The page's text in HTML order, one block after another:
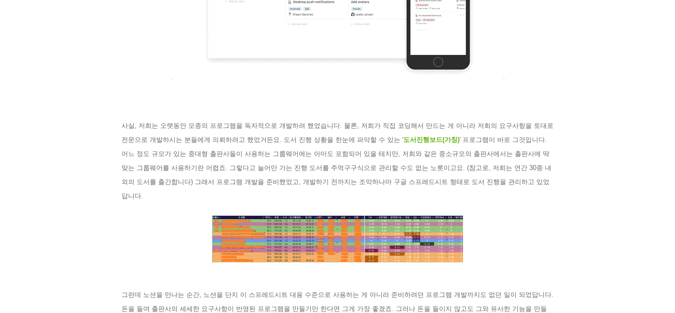
사실 , 저희는 오랫동안 모종의 프로그램을 독자적으로 개발하려 했었습니다. 물론, 저희가 직접 코딩해서 만드는 게 아니라 저희의 요구사항을 토대로
전문으로 개발하시는 분들에게 의뢰하려고 했었거든요. 도서 진행 상황을 한눈에 파악할 수 있는 '도서진행보드(가칭)' 프로그램이 바로 그것입니다.
어느 정도 규모가 있는 중대형 출판사들이 사용하는 그룹웨어에는 아마도 포함되어 있을 테지만, 저희와 같은 중소규모의 출판사에서는 출판사에 딱
맞는 그룹웨어를 사용하기란 어렵죠. 그렇다고 늘어만 가는 진행 도서를 주먹구구식으로 관리할 수도 없는 노릇이고요. (참고로, 저희는 연간 30종 내
외의 도서를 출간합니다) 그래서 프로그램 개발을 준비했었고, 개발하기 전까지는 조악하나마 구글 스프레드시트 형태로 도서 진행을 관리하고 있었
답니다.
그런데 노션을 만나는 순간, 노션을 단지 이 스프레드시트 대용 수준으로 사용하는 게 아니라 준비하려던 프로그램 개발까지도 없던 일이 되었답니다.
돈을 들여 출판사의 세세한 요구사항이 반영된 프로그램을 만들기만 한다면 그게 가장 좋겠죠. 그러나 돈을 들이지 않고도 그와 유사한 기능을 만들